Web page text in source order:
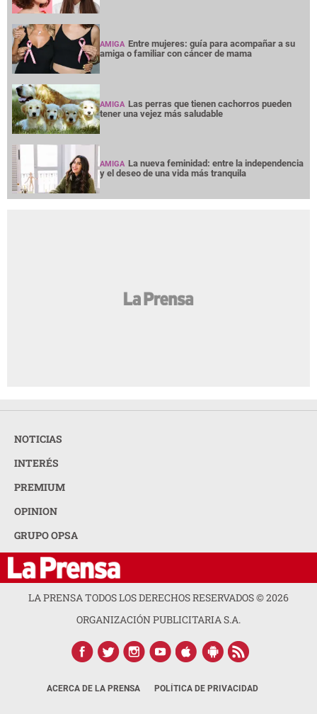
AMIGA Entre mujeres: guía para acompañar a su
amiga o familiar con cáncer de mama
AMIGA Las perras que tienen cachorros pueden
tener una vejez más saludable
AMIGA La nueva feminidad: entre la independencia
y el deseo de una vida más tranquila
NOTICIAS
INTERÉS
PREMIUM
OPINION
GRUPO OPSA
LA PRENSA TODOS LOS DERECHOS RESERVADOS ©2026
ORGANIZACIÓN PUBLICITARIA S.A.
ACERCA DE LA PRENSA POLÍTICA DE PRIVACIDAD